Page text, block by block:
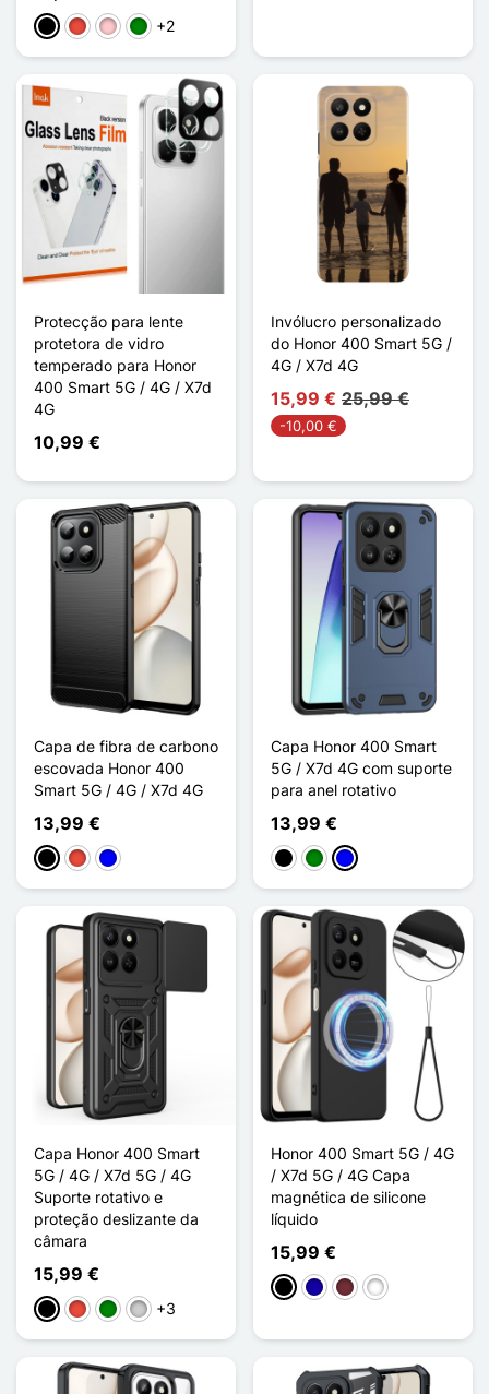
PretoVermelho
RosaVerde
+2
Protecção para lente
protetora de vidro
temperado para Honor
400 Smart 5G / 4G / X7d
4G
10,99 €
Invólucro personalizado
do Honor 400 Smart 5G /
4G / X7d 4G
15,99 € 25,99 €
-10,00 €
Capa de fibra de carbono
escovada Honor 400
Smart 5G / 4G / X7d 4G
13,99 €
PretoVermelho
Azul
Capa Honor 400 Smart
5G / X7d 4G com suporte
para anel rotativo
13,99 €
PretoVerdeAzul
Capa Honor 400 Smart
5G / 4G / X7d 5G / 4G
Suporte rotativo e
proteção deslizante da
câmara
15,99 €
PretoVermelho
VerdePrata+3
Honor 400 Smart 5G / 4G
/ X7d 5G / 4G Capa
magnética de silicone
líquido
15,99 €
PretoAzul Escuro
Rouge VinVert Foncé